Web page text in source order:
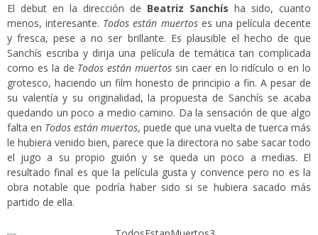
El debut en la dirección de Beatriz Sanchís ha sido, cuanto
menos, interesante. Todos están muertoses una película decente
y fresca, pese a no ser brillante. Es plausible el hecho de que
Sanchís escriba y dirija una película de temática tan complicada
como es la de Todos están muertos sin caer en lo ridículo o en lo
grotesco, haciendo un film honesto de principio a fin. A pesar de
su valentía y su originalidad, la propuesta de Sanchís se acaba
quedando un poco a medio camino. Da la sensación de que algo
falta en Todos están muertos, puede que una vuelta de tuerca más
le hubiera venido bien, parece que la directora no sabe sacar todo
el jugo a su propio guión y se queda un poco a medias. El
resultado final es que la película gusta y convence pero no es la
obra notable que podría haber sido si se hubiera sacado más
partido de ella.